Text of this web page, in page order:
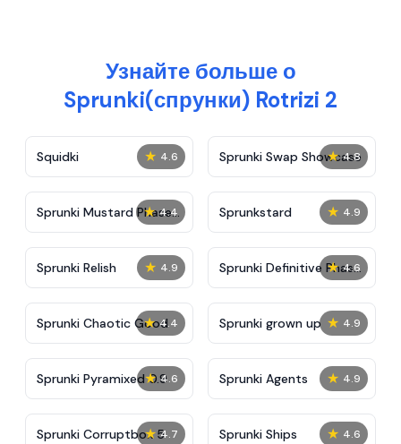
Узнайте больше о
Sprunki(спрунки) Rotrizi 2
★ 4.6
Squidki ★ 4.8
Sprunki Swap Showcase
★ 4.4
Sprunki Mustard Phase
2
★ 4.9
Sprunkstard
★ 4.9
Sprunki Relish ★ 4.6
Sprunki Definitive Phase
7
★ 4.4
Sprunki Chaotic Good ★ 4.9
Sprunki grown up
★ 4.6
Sprunki Pyramixed 0.9 ★ 4.9
Sprunki Agents
★ 4.7
Sprunki Corruptbox 5 ★ 4.6
Sprunki Ships